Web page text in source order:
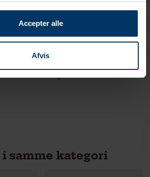
Accepter alle
Afvis3-4 minutter
100 g
samme kategori